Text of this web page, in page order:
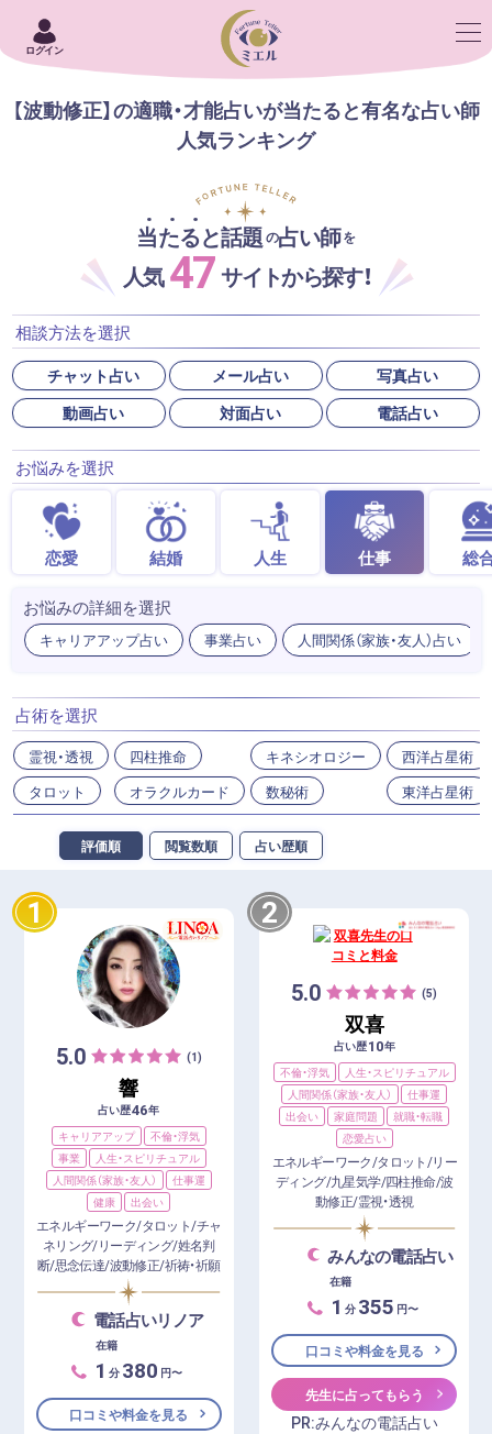
ログイン
【波動修正】の適職・才能占いが当たると有名な占い師
人気ランキング
当たると話題の占い師を
人気47サイトから探す！
相談方法を選択
チャット占い メール占い
写真占い
動画占い
対面占い 電話占い
お悩みを選択
恋愛 結婚 人生 仕事 総
お悩みの詳細を選択
キャリアアップ占い 事業占い 人間関係（家族・友人）占い
占術を選択
霊視・透視
タロット
四柱推命
オラクルカード
キネシオロジー
数秘術
西洋占星術
東洋占星術
評価順 閲覧数順 占い歴順
1
5.0 (1)
響
占い歴46年
キャリアアップ
不倫・浮気
事業
人生・スピリチュアル
人間関係（家族・友人）
仕事運
健康
出会い
エネルギーワーク/タロット/チャ
ネリング/リーディング/姓名判
断/思念伝達/波動修正/祈祷・祈願
電話占いリノア
在籍
1 分 380 円〜
口コミや料金を見る
2
5.0 (5)
双喜
占い歴10年
不倫・浮気
人生・スピリチュアル
人間関係（家族・友人）
仕事運
出会い
家庭問題
就職・転職
恋愛占い
エネルギーワーク/タロット/リー
ディング/九星気学/四柱推命/波
動修正/霊視・透視
みんなの電話占い
在籍
1 分 355 円〜
口コミや料金を見る
先生に占ってもらう
PR:みんなの電話占い